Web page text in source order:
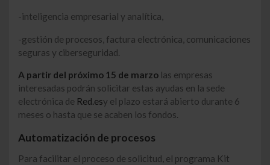
-inteligencia empresarial y analítica,
-gestión de procesos, factura electrónica, comunicaciones
seguras y ciberseguridad.
A partir del próximo 15 de marzo las empresas
interesadas podrán solicitar estas ayudas en la sede
electrónica de Red.esy el plazo estará abierto durante 6
meses o hasta que se acaben los fondos.
Automatización de procesos
Para facilitar el proceso de solicitud, el programa Kit